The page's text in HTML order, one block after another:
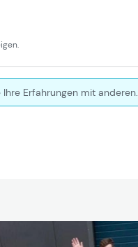
Ihre Erfahrungen mit anderen.